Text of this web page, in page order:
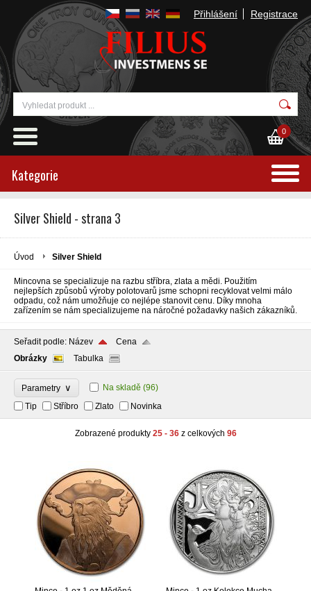
Přihlášení Registrace
0
Kategorie
Silver Shield - strana 3
Úvod Silver Shield
Mincovna se specializuje na razbu stříbra, zlata a mědi. Použitím
nejlepších způsobů výroby polotovarů jsme schopni recyklovat velmi málo
odpadu, což nám umožňuje co nejlépe stanovit cenu. Díky mnoha
zařízením se nám specializujeme na náročné požadavky našich zákazníků.
Seřadit podle: Název
Cena
Obrázky
Tabulka
Parametry ∨ Na skladě (96)
Tip
Stříbro Zlato Novinka
Zobrazené produkty 25 - 36z celkových 96